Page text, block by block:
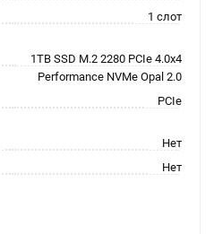
1 слот
1TB SSD M.2 2280 PCIe 4.0x4
Performance NVMe Opal 2.0
PCIe
Нет
Нет